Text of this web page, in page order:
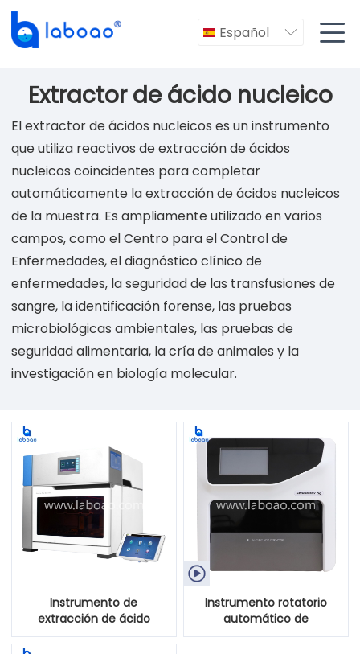
Español  
Extractor de ácido nucleico
El extractor de ácidos nucleicos es un instrumento
que utiliza reactivos de extracción de ácidos
nucleicos coincidentes para completar
automáticamente la extracción de ácidos nucleicos
de la muestra. Es ampliamente utilizado en varios
campos, como el Centro para el Control de
Enfermedades, el diagnóstico clínico de
enfermedades, la seguridad de las transfusiones de
sangre, la identificación forense, las pruebas
microbiológicas ambientales, las pruebas de
seguridad alimentaria, la cría de animales y la
investigación en biología molecular.
Instrumento de
extracción de ácido
nucleico con botón de

Instrumento rotatorio
automático de
extracción de ácido